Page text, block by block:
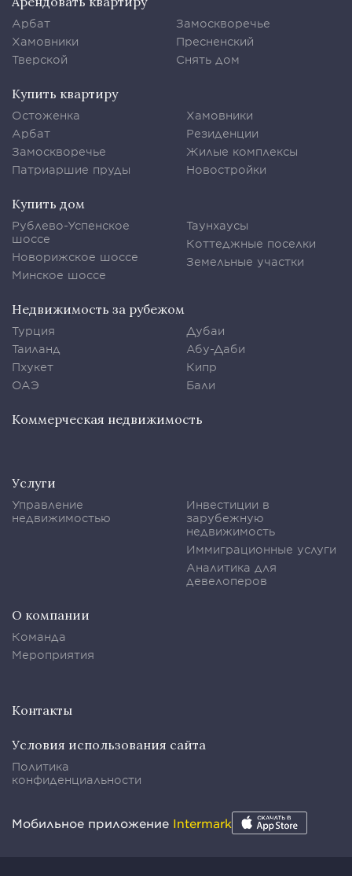
Арбат
Хамовники
Тверской
Замоскворечье
Пресненский
Снять дом
Купить квартиру
Остоженка
Арбат
Замоскворечье
Патриаршие пруды
Хамовники
Резиденции
Жилые комплексы
Новостройки
Купить дом
Рублево-Успенское
шоссе
Новорижское шоссе
Минское шоссе
Таунхаусы
Коттеджные поселки
Земельные участки
Недвижимость за рубежом
Турция
Таиланд
Пхукет
ОАЭ
Дубаи
Абу-Даби
Кипр
Бали
Коммерческая недвижимость
Услуги
Управление
недвижимостью
Инвестиции в
зарубежную
недвижимость
Иммиграционные услуги
Аналитика для
девелоперов
О компании
Команда
Мероприятия
Контакты
Условия использования сайта
Политика
конфиденциальности
Мобильное приложение Intermark